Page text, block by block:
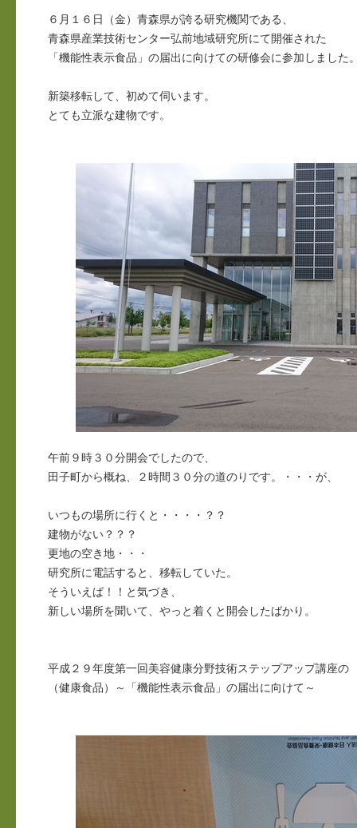
６月１６日（金）青森県が誇る研究機関である、
青森県産業技術センター弘前地域研究所にて開催された
「機能性表示食品」の届出に向けての研修会に参加しました
新築移転して、初めて伺います。
とても立派な建物です。
午前９時３０分開会でしたので、
田子町から概ね、２時間３０分の道のりです。・・・が、
いつもの場所に行くと・・・・？？
建物がない？？？
更地の空き地・・・
研究所に電話すると、移転していた。
そういえば！！と気づき、
新しい場所を聞いて、やっと着くと開会したばかり。
平成２９年度第一回美容健康分野技術ステップアップ講座の
（健康食品）～「機能性表示食品」の届出に向けて～